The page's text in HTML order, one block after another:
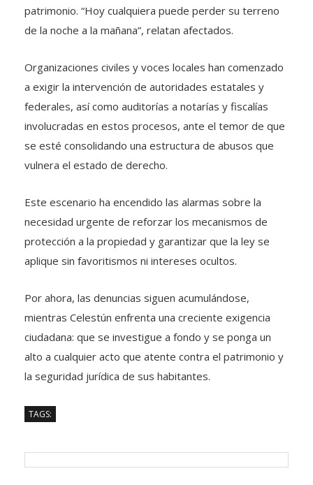
patrimonio. “Hoy cualquiera puede perder su terreno
de la noche a la mañana”, relatan afectados.
Organizaciones civiles y voces locales han comenzado
a exigir la intervención de autoridades estatales y
federales, así como auditorías a notarías y fiscalías
involucradas en estos procesos, ante el temor de que
se esté consolidando una estructura de abusos que
vulnera el estado de derecho.
Este escenario ha encendido las alarmas sobre la
necesidad urgente de reforzar los mecanismos de
protección a la propiedad y garantizar que la ley se
aplique sin favoritismos ni intereses ocultos.
Por ahora, las denuncias siguen acumulándose,
mientras Celestún enfrenta una creciente exigencia
ciudadana: que se investigue a fondo y se ponga un
alto a cualquier acto que atente contra el patrimonio y
la seguridad jurídica de sus habitantes.
TAGS: